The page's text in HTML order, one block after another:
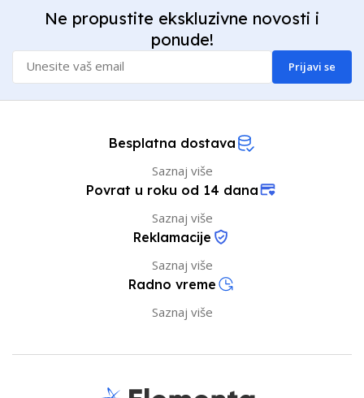
Ne propustite ekskluzivne novosti i
ponude!
Prijavi se
Besplatna dostava
Saznaj više
Povrat u roku od 14 dana
Saznaj više
Reklamacije
Saznaj više
Radno vreme
Saznaj više